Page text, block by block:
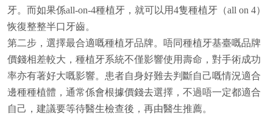
牙。而如果係all-on-4種植牙，就可以用4隻種植牙（all on 4）
恢復整整半口牙齒。
第二步，選擇最合適嘅種植牙品牌。唔同種植牙基臺嘅品牌
價錢相差較大，種植牙系統不僅影響使用壽命，對手術成功
率亦有著好大嘅影響。患者自身好難去判斷自己嘅情況適合
邊種種植體，通常係會根據價錢去選擇，不過唔一定都適合
自己，建議要等待醫生檢查後，再由醫生推薦。